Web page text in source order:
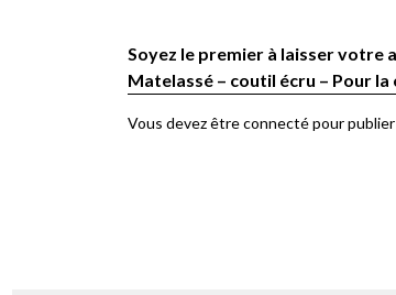
Soyez le premier à laisser votre
Matelassé – coutil écru – Pour la
Vous devez êtreconnectépour